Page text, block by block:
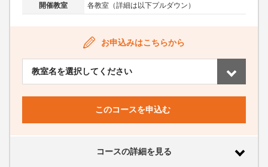
開催教室 各教室（詳細は以下プルダウン）
お申込みはこちらから
このコースを申込む
コースの詳細を見る